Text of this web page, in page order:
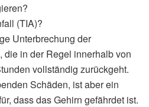
(TIA)?
Unterbrechung der
die in der Regel innerhalb von
vollständig zurückgeht.
Schäden, ist aber ein
dass das Gehirn gefährdet ist.